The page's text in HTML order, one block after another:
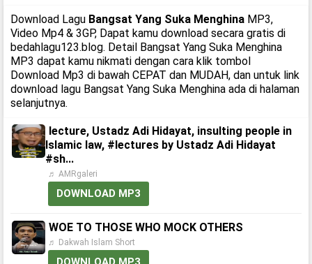
Download Lagu Bangsat Yang Suka Menghina MP3,
Video Mp4 & 3GP, Dapat kamu download secara gratis di
bedahlagu123.blog. Detail Bangsat Yang Suka Menghina
MP3 dapat kamu nikmati dengan cara klik tombol
Download Mp3 di bawah CEPAT dan MUDAH, dan untuk link
download lagu Bangsat Yang Suka Menghina ada di halaman
selanjutnya.
lecture, Ustadz Adi Hidayat, insulting people in
Islamic law, #lectures by Ustadz Adi Hidayat
#sh...
♬ AMRgaleri
DOWNLOAD MP3
WOE TO THOSE WHO MOCK OTHERS
♬ Dakwah Islam Short